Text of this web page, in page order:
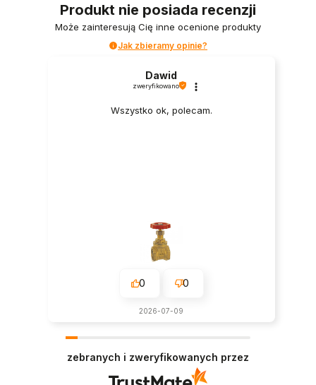
Produkt nie posiada recenzji
Może zainteresują Cię inne ocenione produkty
Jak zbieramy opinie?
Dawid
zweryfikowano
Wszystko ok, polecam.
0 0
2026-07-09
zebranych i zweryfikowanych przez